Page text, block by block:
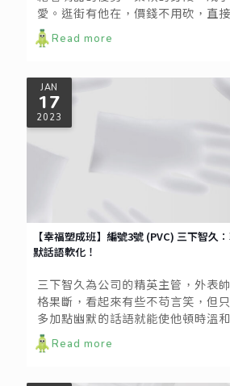
愛。逛街有他在，價錢不用砍，直
價。更重要的是，要買菜說走就走
攜帶，提的大包小包全當舉重。
Read more
JAN
17
2023
【幸福塑成班】編號3號 (PVC) 三下智久
默話語軟化！
三下智久為公司的精英主管，外表
格果斷，看起來有些不苟言笑，但
多加點幽默的話語就能使他頓時溫
事幻想自己能夠照顧他的生活起居
對工作有要求，生活上更是乾淨俐落
Read more